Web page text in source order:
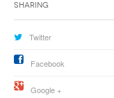
Sharing
Twitter
Facebook
Google +